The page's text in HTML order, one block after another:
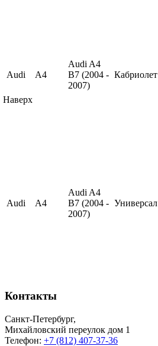
Audi A4
Audi A4
B7 (2004 -
2007)
Кабриолет
Audi A4
Audi A4
B7 (2004 -
2007)
Универсал
Контакты
Санкт-Петербург,
Михайловский переулок дом 1
Телефон: +7 (812) 407-37-36
Наверх